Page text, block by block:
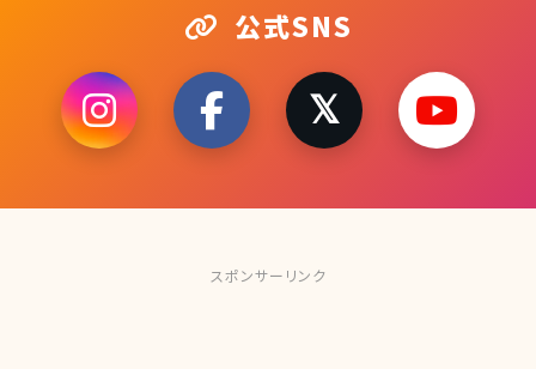
公式SNS
スポンサーリンク